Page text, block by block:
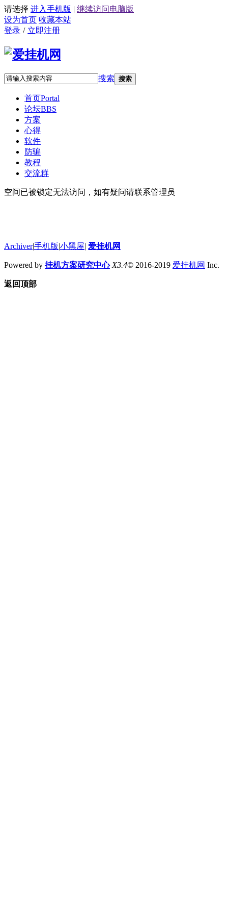
请选择 进入手机版 | 继续访问电脑版
设为首页 收藏本站
登录 / 立即注册
搜索 搜索
首页Portal
论坛BBS
方案
心得
软件
防骗
教程
交流群
空间已被锁定无法访问，如有疑问请联系管理员
Archiver|手机版|小黑屋| 爱挂机网
Powered by 挂机方案研究中心 X3.4© 2016-2019 爱挂机网 Inc.
返回顶部